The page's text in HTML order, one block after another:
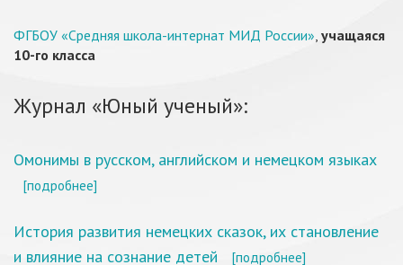
ФГБОУ «Средняя школа-интернат МИД России», учащаяся
10-го класса
Журнал «Юный ученый»:
Омонимы в русском, английском и немецком языках
[подробнее]
История развития немецких сказок, их становление
и влияние на сознание детей
[подробнее]